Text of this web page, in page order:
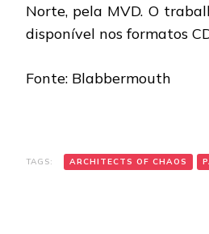
Norte, pela MVD. O
disponível nos formatos
Fonte: Blabbermouth
TAGS: ARCHITECTS OF CHAOS